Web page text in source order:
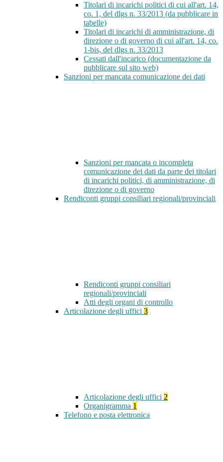
Titolari di incarichi politici di cui all'art. 14,
co. 1, del dlgs n. 33/2013 (da pubblicare in
tabelle)
Titolari di incarichi di amministrazione, di
direzione o di governo di cui all'art. 14, co.
1-bis, del dlgs n. 33/2013
Cessati dall'incarico (documentazione da
pubblicare sul sito web)
Sanzioni per mancata comunicazione dei dati
Sanzioni per mancata o incompleta
comunicazione dei dati da parte dei titolari
di incarichi politici, di amministrazione, di
direzione o di governo
Rendiconti gruppi consiliari regionali/provinciali
Rendiconti gruppi consiliari
regionali/provinciali
Atti degli organi di controllo
Articolazione degli uffici 3
Articolazione degli uffici 2
Organigramma 1
Telefono e posta elettronica